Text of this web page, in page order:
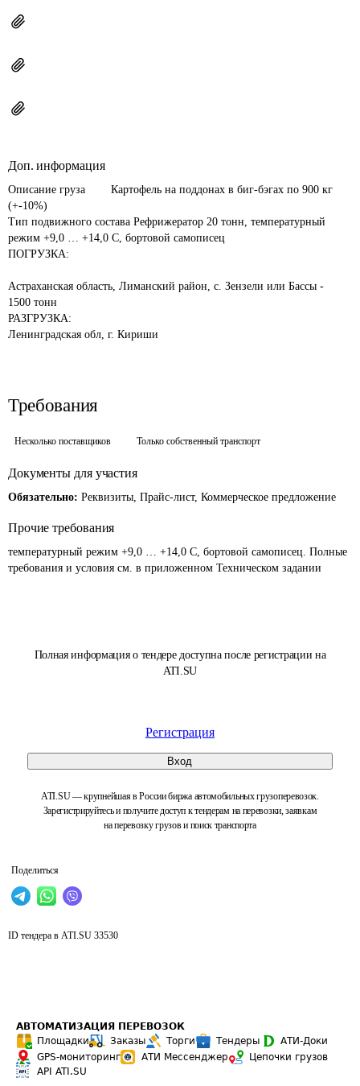
Полная информация о тендере доступна после регистрации на
ATI.SU
Регистрация
Вход
ATI.SU — крупнейшая в России биржа автомобильных грузоперевозок.
Зарегистрируйтесь и получите доступ к тендерам на перевозки, заявкам
на перевозку грузов и поиск транспорта
Поделиться
Доп. информация
Описание груза 	Картофель на поддонах в биг-бэгах по 900 кг
(+-10%)
Тип подвижного состава Рефрижератор 20 тонн, температурный
режим +9,0 … +14,0 С, бортовой самописец
ПОГРУЗКА:
Астраханская область, Лиманский район, с. Зензели или Бассы -
1500 тонн
РАЗГРУЗКА:
Ленинградская обл, г. Кириши
Требования
Несколько поставщиков Только собственный транспорт
Документы для участия
Обязательно: Реквизиты, Прайс-лист, Коммерческое предложение
Прочие требования
температурный режим +9,0 … +14,0 С, бортовой самописец. Полные
требования и условия см. в приложенном Техническом задании
ID тендера в ATI.SU 33530
АВТОМАТИЗАЦИЯ ПЕРЕВОЗОК
Площадки
Заказы Торги Тендеры
АТИ-Доки
GPS-мониторинг
АТИ Мессенджер
Цепочки грузов
API ATI.SU